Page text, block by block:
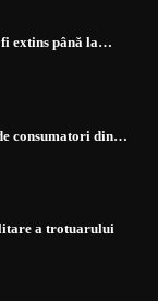
extins până la…
consumatori din…
a trotuarului